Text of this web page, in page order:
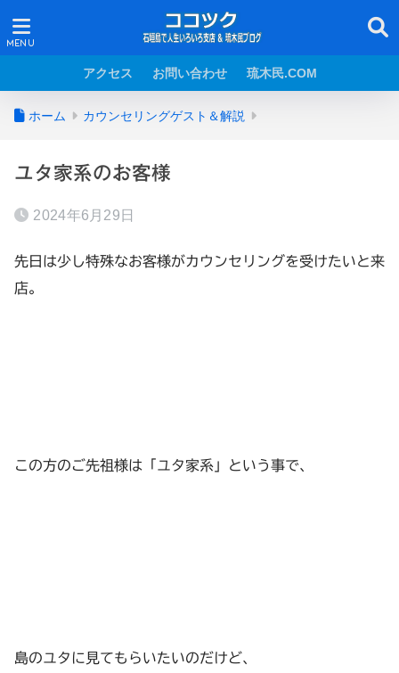
アクセス お問い合わせ 琉木民.COM
ホーム カウンセリングゲスト＆解説
ユタ家系のお客様
2024年6月29日
先日は少し特殊なお客様がカウンセリングを受けたいと来
店。
この方のご先祖様は「ユタ家系」という事で、
島のユタに見てもらいたいのだけど、